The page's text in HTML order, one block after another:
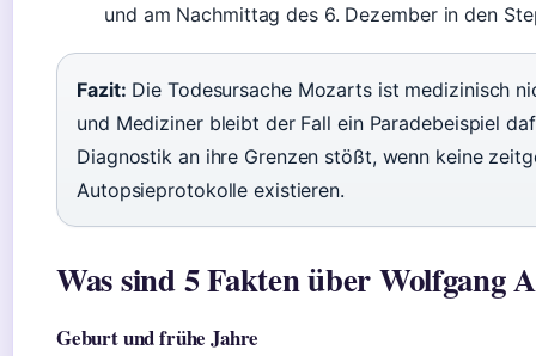
und am Nachmittag des 6. Dezember in den
Fazit: Die Todesursache Mozarts ist medizinisch
und Mediziner bleibt der Fall ein Paradebeispiel
Diagnostik an ihre Grenzen stößt, wenn keine
Autopsieprotokolle existieren.
Was sind 5 Fakten über Wolfgang
Geburt und frühe Jahre